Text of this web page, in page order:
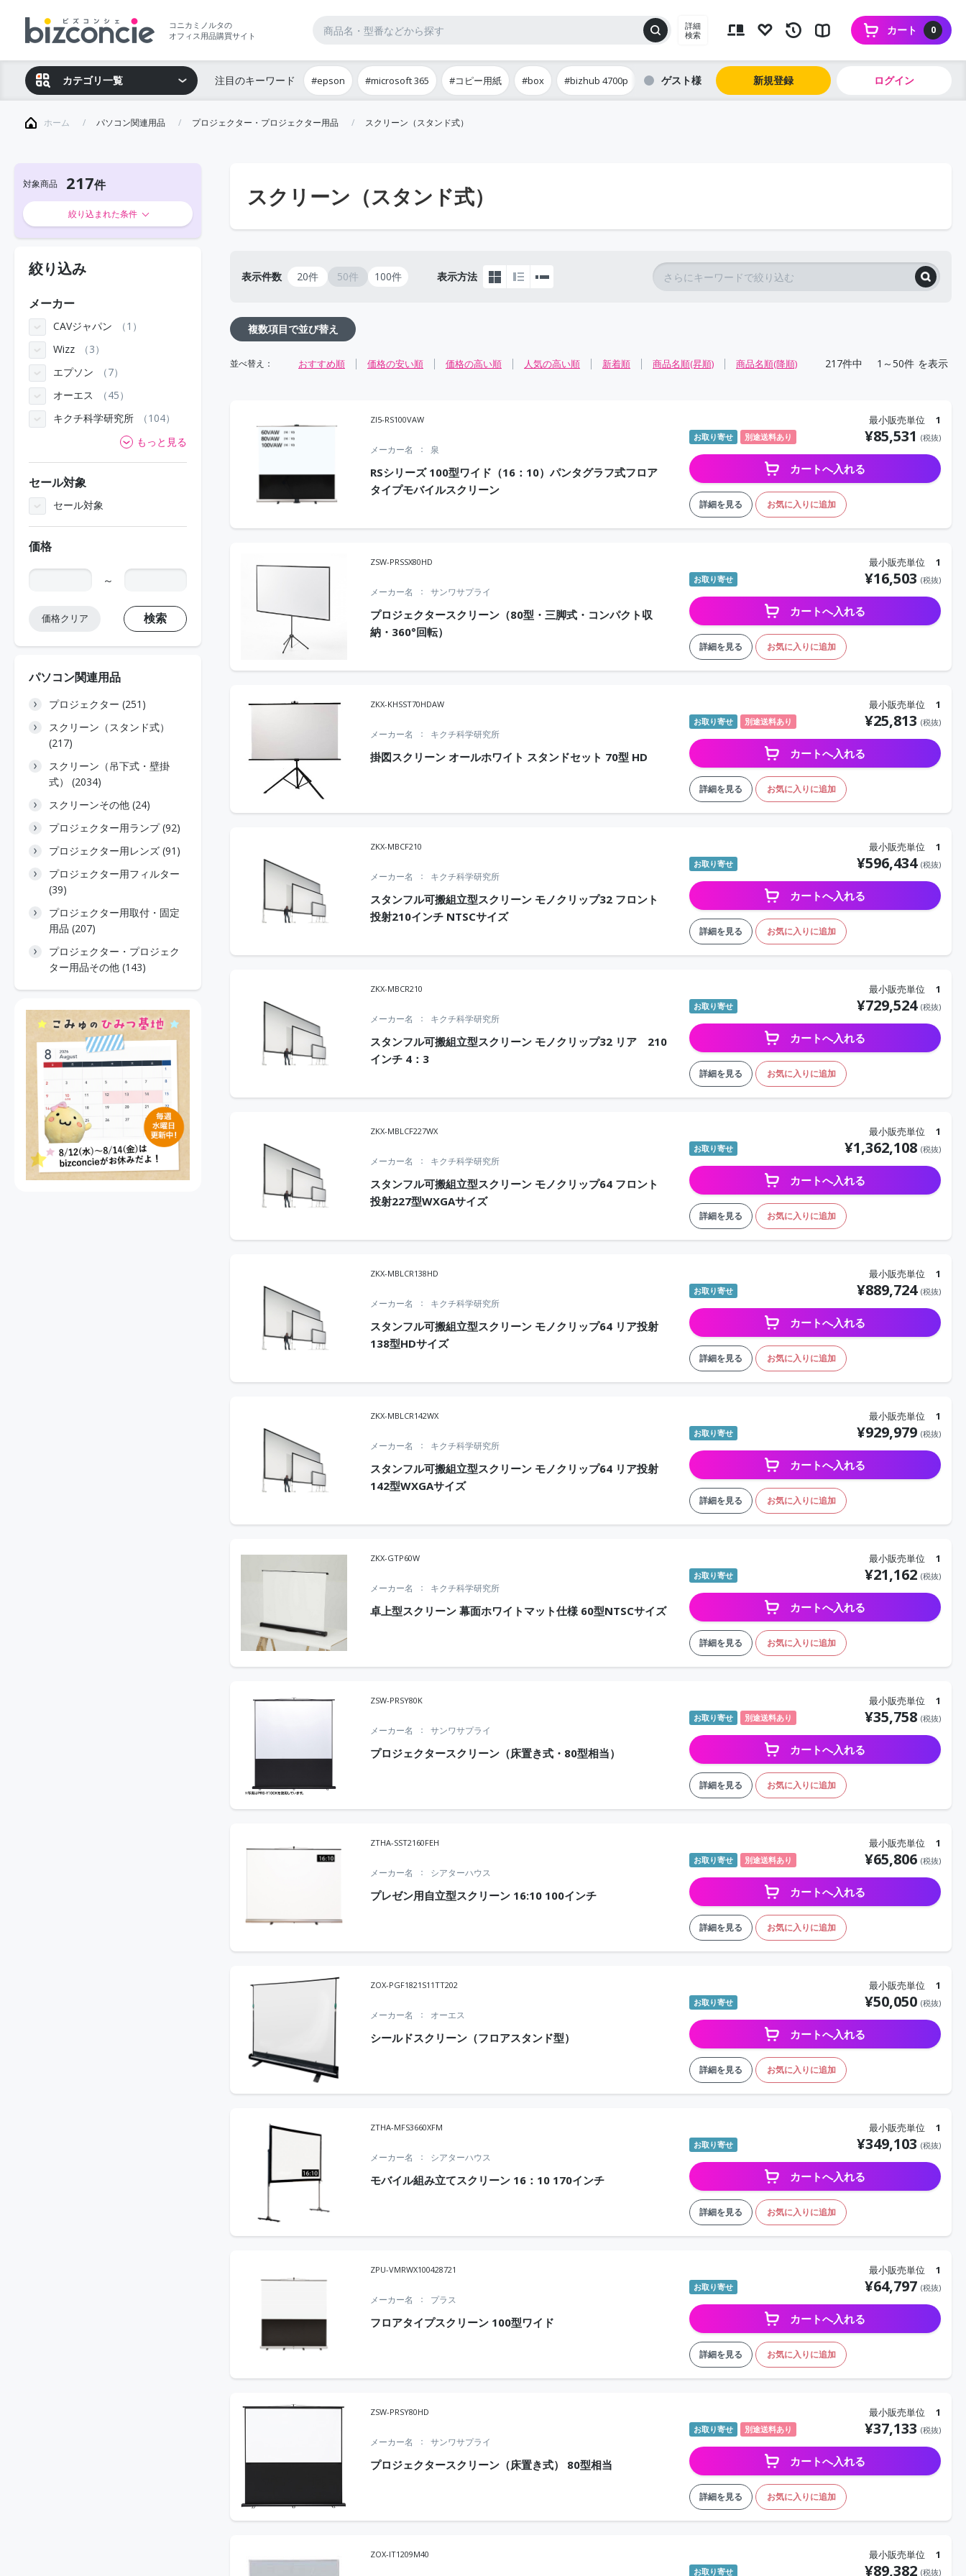
コニカミノルタの
オフィス用品購買サイト
詳細
検索
0
カート
カテゴリ一覧 注目のキーワード #epson #microsoft 365 #コピー用紙 #box #bizhub 4700p ゲスト 新規登録 ログイン
ホーム パソコン関連用品 プロジェクター・プロジェクター用品 スクリーン（スタンド式）
スクリーン（スタンド式）
表示件数 20件 50件 100件 表示方法
複数項目で並び替え
並べ替え： おすすめ順 価格の安い順 価格の高い順 人気の高い順 新着順 商品名順(昇順) 商品名順(降順) 217件中 1～50件 を表示
ZI5-RS100VAW
RSシリーズ 100型ワイド（16：10）パンタグラフ式フロア
タイプモバイルスクリーン
メーカー名 泉
最小販売単位 1
お取り寄せ 別途送料あり ¥85,531 (税抜)
カートへ入れる
詳細を見る お気に入りに追加
ZSW-PRSSX80HD
プロジェクタースクリーン（80型・三脚式・コンパクト収
納・360°回転）
メーカー名 サンワサプライ
最小販売単位 1
お取り寄せ ¥16,503 (税抜)
カートへ入れる
詳細を見る お気に入りに追加
ZKX-KHSST70HDAW
掛図スクリーン オールホワイト スタンドセット 70型 HD
メーカー名 キクチ科学研究所
最小販売単位 1
お取り寄せ 別途送料あり ¥25,813 (税抜)
カートへ入れる
詳細を見る お気に入りに追加
ZKX-MBCF210
スタンフル可搬組立型スクリーン モノクリップ32 フロント
投射210インチ NTSCサイズ
メーカー名 キクチ科学研究所
最小販売単位 1
お取り寄せ ¥596,434 (税抜)
カートへ入れる
詳細を見る お気に入りに追加
ZKX-MBCR210
スタンフル可搬組立型スクリーン モノクリップ32 リア 210
インチ 4：3
メーカー名 キクチ科学研究所
最小販売単位 1
お取り寄せ ¥729,524 (税抜)
カートへ入れる
詳細を見る お気に入りに追加
ZKX-MBLCF227WX
スタンフル可搬組立型スクリーン モノクリップ64 フロント
投射227型WXGAサイズ
メーカー名 キクチ科学研究所
最小販売単位 1
お取り寄せ ¥1,362,108 (税抜)
カートへ入れる
詳細を見る お気に入りに追加
ZKX-MBLCR138HD
スタンフル可搬組立型スクリーン モノクリップ64 リア投射
138型HDサイズ
メーカー名 キクチ科学研究所
最小販売単位 1
お取り寄せ ¥889,724 (税抜)
カートへ入れる
詳細を見る お気に入りに追加
ZKX-MBLCR142WX
スタンフル可搬組立型スクリーン モノクリップ64 リア投射
142型WXGAサイズ
メーカー名 キクチ科学研究所
最小販売単位 1
お取り寄せ ¥929,979 (税抜)
カートへ入れる
詳細を見る お気に入りに追加
ZKX-GTP60W
卓上型スクリーン 幕面ホワイトマット仕様 60型NTSCサイズ
メーカー名 キクチ科学研究所
最小販売単位 1
お取り寄せ ¥21,162 (税抜)
カートへ入れる
詳細を見る お気に入りに追加
ZSW-PRSY80K
プロジェクタースクリーン（床置き式・80型相当）
メーカー名 サンワサプライ
最小販売単位 1
お取り寄せ 別途送料あり ¥35,758 (税抜)
カートへ入れる
詳細を見る お気に入りに追加
ZTHA-SST2160FEH
プレゼン用自立型スクリーン 16:10 100インチ
メーカー名 シアターハウス
最小販売単位 1
お取り寄せ 別途送料あり ¥65,806 (税抜)
カートへ入れる
詳細を見る お気に入りに追加
ZOX-PGF1821S11TT202
シールドスクリーン（フロアスタンド型）
メーカー名 オーエス
最小販売単位 1
お取り寄せ ¥50,050 (税抜)
カートへ入れる
詳細を見る お気に入りに追加
ZTHA-MFS3660XFM
モバイル組み立てスクリーン 16：10 170インチ
メーカー名 シアターハウス
最小販売単位 1
お取り寄せ ¥349,103 (税抜)
カートへ入れる
詳細を見る お気に入りに追加
ZPU-VMRWX100428721
フロアタイプスクリーン 100型ワイド
メーカー名 プラス
最小販売単位 1
お取り寄せ ¥64,797 (税抜)
カートへ入れる
詳細を見る お気に入りに追加
ZSW-PRSY80HD
プロジェクタースクリーン（床置き式） 80型相当
メーカー名 サンワサプライ
最小販売単位 1
お取り寄せ 別途送料あり ¥37,133 (税抜)
カートへ入れる
詳細を見る お気に入りに追加
ZOX-IT1209M40 最小販売単位 1
お取り寄せ ¥89,382 (税抜)
対象商品 217
絞り込まれた条件
絞り込み
メーカー
CAVジャパン
1
Wizz
3
エプソン
7
オーエス
45
キクチ科学研究所
104
もっと見る
セール対象
セール対象
価格
～
価格クリア 検索
パソコン関連用品
プロジェクター (251)
スクリーン（スタンド式）
(217)
スクリーン（吊下式・壁掛
式） (2034)
スクリーンその他 (24)
プロジェクター用ランプ (92)
プロジェクター用レンズ (91)
プロジェクター用フィルター
(39)
プロジェクター用取付・固定
用品 (207)
プロジェクター・プロジェク
ター用品その他 (143)